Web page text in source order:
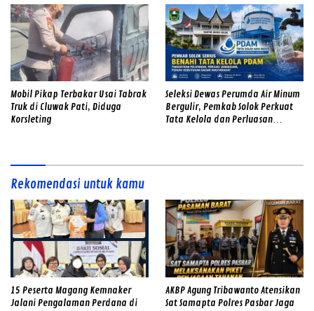
Mobil Pikap Terbakar Usai Tabrak
Truk di Cluwak Pati, Diduga
Korsleting
Seleksi Dewas Perumda Air Minum
Bergulir, Pemkab Solok Perkuat
Tata Kelola dan Perluasan
Rekomendasi untuk kamu
15 Peserta Magang Kemnaker
Jalani Pengalaman Perdana di
AKBP Agung Tribawanto Atensikan
Sat Samapta Polres Pasbar Jaga